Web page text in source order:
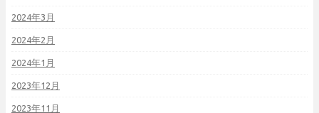
2024年3月
2024年2月
2024年1月
2023年12月
2023年11月